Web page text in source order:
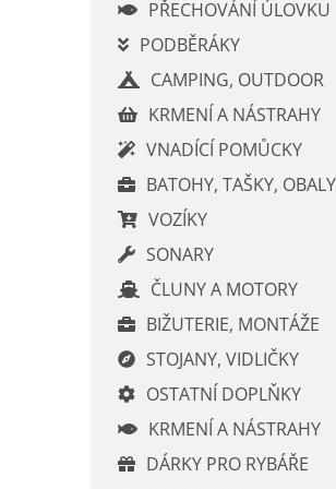
PŘECHOVÁNÍ ÚLOVKU
PODBĚRÁKY
CAMPING, OUTDOOR
KRMENÍ A NÁSTRAHY
VNADÍCÍ POMŮCKY
BATOHY, TAŠKY, OBALY
VOZÍKY
SONARY
ČLUNY A MOTORY
BIŽUTERIE, MONTÁŽE
STOJANY, VIDLIČKY
OSTATNÍ DOPLŇKY
KRMENÍ A NÁSTRAHY
DÁRKY PRO RYBÁŘE